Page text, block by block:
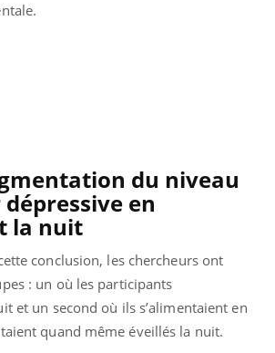
du niveau
en
la nuit
conclusion, les chercheurs ont
: un où les participants
et un second où ils s’alimentaient en
quand même éveillés la nuit.